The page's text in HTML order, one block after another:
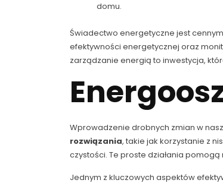
domu.
Świadectwo energetyczne jest
efektywności energetycznej oraz
zarządzanie energią to inwestycja,
Wprowadzenie drobnych zmian w
rozwiązania, takie jak korzystanie z
czystości. Te proste działania
Jednym z kluczowych aspektów